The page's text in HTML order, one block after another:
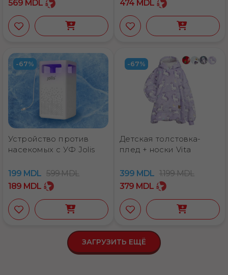
569 MDL 474 MDL
-67%
Устройство против
насекомых с УФ Jolis
199 MDL 599MDL
189 MDL
-67%
Детская толстовка-
плед + носки Vita
399 MDL 1.199MDL
379 MDL
ЗАГРУЗИТЬ ЕЩЁ